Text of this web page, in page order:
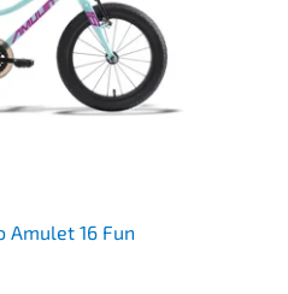
Amulet 16 Fun